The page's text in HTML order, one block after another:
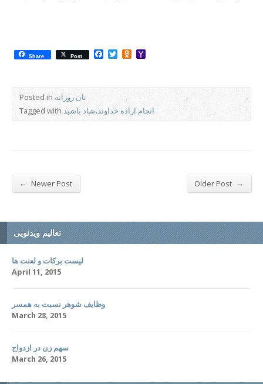
Share Post Facebook
TwitterOdnoklassniki
Posted in نان روزانه
Tagged withانجام اراده خداوند،شاد باشید
← Newer Post Older Post →
تعالیم ویدئویی
لیست برکات و لعنت ها
April 11, 2015
وظایف شوهر نسبت به همسر
March 28, 2015
سهم زن در ازدواج
March 26, 2015